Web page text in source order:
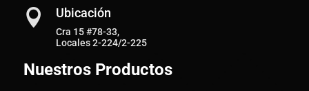
 Ubicación
Cra 15 #78-33,
Locales 2-224/2-225
Nuestros Productos